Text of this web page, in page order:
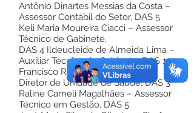
Antônio Dinartes Messias da Costa –
Assessor Contábil do Setor, DAS 5
Keli Maria Moureira Ciacci – Assessor
Técnico de Gabinete,
DAS 4 Ildeucleide de Almeida Lima –
Auxiliar Técnico de Gabinete, DAS 1
Francisco Rocha de Meneses –
Diretor de Unidade de Saúde, DAS 3
Raline Cameli Magalhães – Assessor
Técnico em Gestão, DAS 5